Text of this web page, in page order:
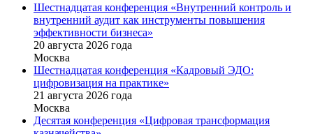
Шестнадцатая конференция «Внутренний контроль и
внутренний аудит как инструменты повышения
эффективности бизнеса»
20 августа 2026 года
Москва
Шестнадцатая конференция «Кадровый ЭДО:
цифровизация на практике»
21 августа 2026 года
Москва
Десятая конференция «Цифровая трансформация